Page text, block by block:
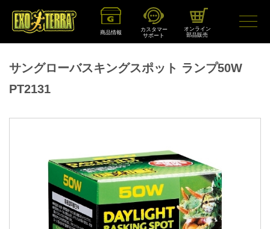
商品情報
カスタマー
サポート
オンライン
部品販売
サングローバスキングスポット ランプ50W
PT2131